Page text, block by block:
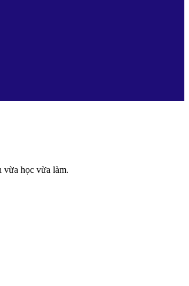
vừa học vừa làm.